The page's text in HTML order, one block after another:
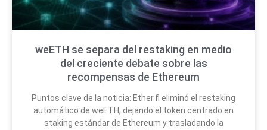
weETH se separa del restaking en medio
del creciente debate sobre las
recompensas de Ethereum
Puntos clave de la noticia: Ether.fi eliminó el restaking
automático de weETH, dejando el token centrado en
staking estándar de Ethereum y trasladando la